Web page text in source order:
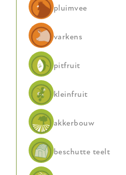
voor
pluimvee
varkens
pitfruit
kleinfruit
akkerbouw
beschutte teelt